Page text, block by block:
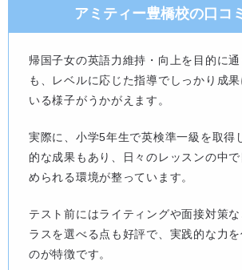
アミティー豊橋校の口コ
帰国子女の英語力維持・向上を目的に
も、レベルに応じた指導でしっかり成
いる様子がうかがえます。
実際に、小学5年生で英検準一級を取得
的な成果もあり、日々のレッスンの中
められる環境が整っています。
テスト前にはライティングや面接対策
ラスを選べる点も好評で、実践的な力
のが特徴です。